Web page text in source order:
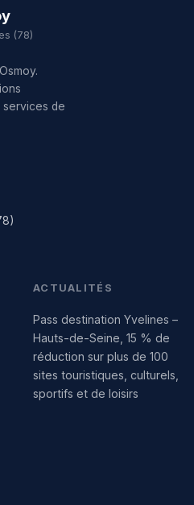
(78)
services de
ACTUALITÉS
Pass destination Yvelines –
Hauts-de-Seine, 15 % de
réduction sur plus de 100
sites touristiques, culturels,
sportifs et de loisirs